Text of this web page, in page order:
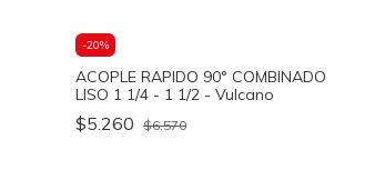
-20%
ACOPLE RAPIDO 90° COMBINADO
LISO 1 1/4 - 1 1/2 - Vulcano
$5.260 $6.570